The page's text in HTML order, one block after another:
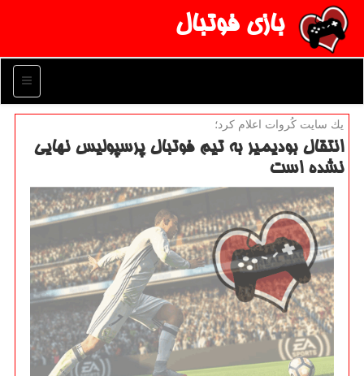
بازی فوتبال
منو
یك سایت كُروات اعلام كرد؛
انتقال بودیمیر به تیم فوتبال پرسپولیس نهایی
نشده است